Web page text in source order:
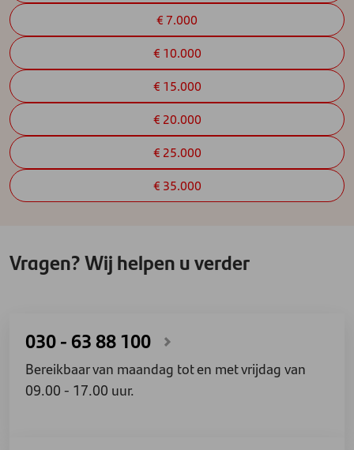
€ 7.000
€ 10.000
€ 15.000
€ 20.000
€ 25.000
€ 35.000
Vragen? Wij helpen u verder
030 - 63 88 100
Bereikbaar van maandag tot en met vrijdag van
09.00 - 17.00 uur.